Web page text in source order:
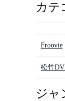
カテ
Froovie
松竹
ジャ